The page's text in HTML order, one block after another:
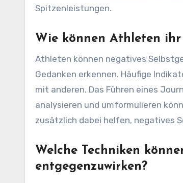
Spitzenleistungen.
Wie können Athleten
Athleten können negatives
Gedanken erkennen. Häufige
mit anderen. Das Führen eines
analysieren und umformulieren
zusätzlich dabei helfen, negatives
Welche Techniken
entgegenzuwirken?